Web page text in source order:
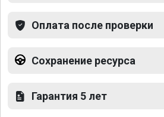
Оплата после проверки
Сохранение ресурса
Гарантия 5 лет